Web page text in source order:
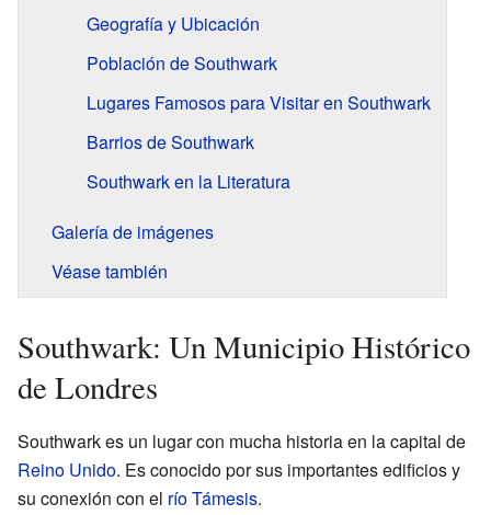
Geografía y Ubicación
Población de Southwark
Lugares Famosos para Visitar en Southwark
Barrios de Southwark
Southwark en la Literatura
Galería de imágenes
Véase también
Southwark: Un Municipio Histórico
de Londres
Southwark es un lugar con mucha historia en la capital de
Reino Unido. Es conocido por sus importantes edificios y
su conexión con el río Támesis.